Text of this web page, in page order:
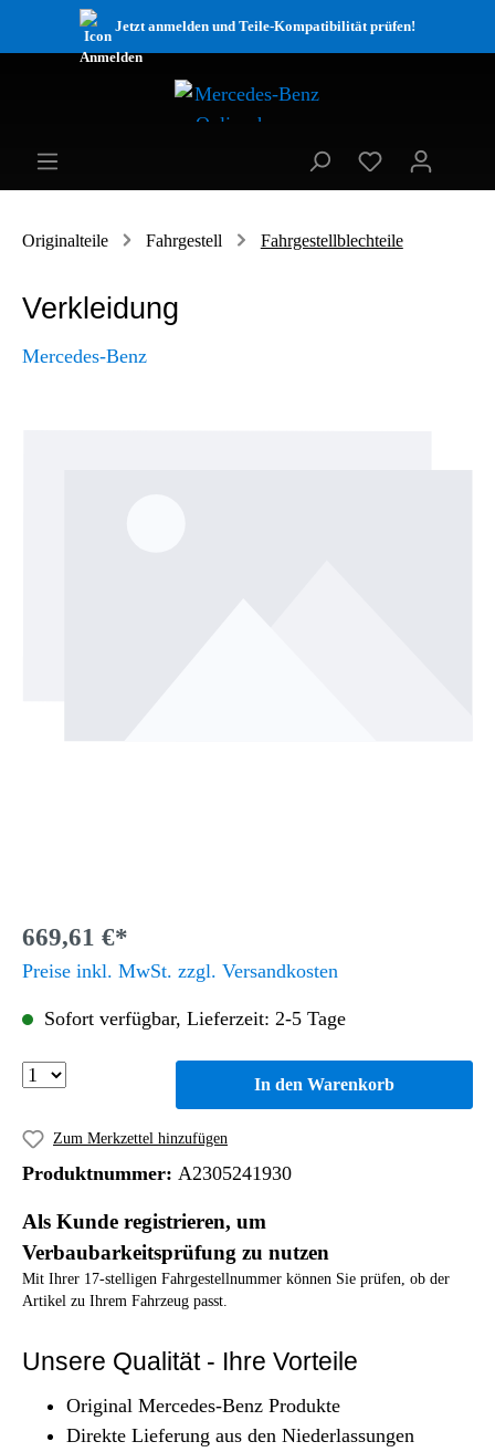
Jetzt anmelden und Teile-Kompatibilität prüfen!
Originalteile Fahrgestell Fahrgestellblechteile
Verkleidung
Mercedes-Benz
669,61 €*
Preise inkl. MwSt. zzgl. Versandkosten
Sofort verfügbar, Lieferzeit: 2-5 Tage
In den Warenkorb
Zum Merkzettel hinzufügen
Produktnummer: A2305241930
Als Kunde registrieren, um
Verbaubarkeitsprüfung zu nutzen
Mit Ihrer 17-stelligen Fahrgestellnummer können Sie prüfen, ob der
Artikel zu Ihrem Fahrzeug passt.
Unsere Qualität - Ihre Vorteile
Original Mercedes-Benz Produkte
Direkte Lieferung aus den Niederlassungen